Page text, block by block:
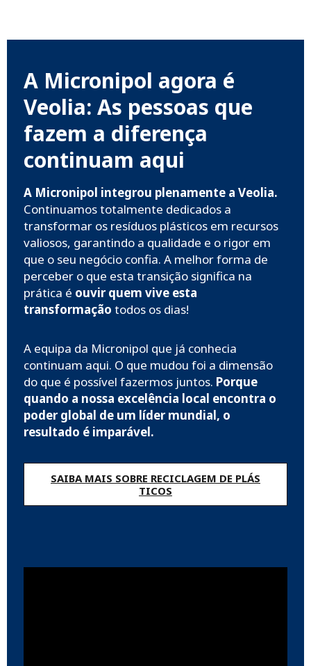
A Micronipol agora é
Veolia: As pessoas que
fazem a diferença
continuam aqui
A Micronipol integrou plenamente a Veolia.
Continuamos totalmente dedicados a
transformar os resíduos plásticos em recursos
valiosos, garantindo a qualidade e o rigor em
que o seu negócio confia. A melhor forma de
perceber o que esta transição significa na
prática é ouvir quem vive esta
transformação todos os dias!
A equipa da Micronipol que já conhecia
continuam aqui. O que mudou foi a dimensão
do que é possível fazermos juntos. Porque
quando a nossa excelência local encontra o
poder global de um líder mundial, o
resultado é imparável.
SAIBA MAIS SOBRE RECICLAGEM DE PLÁS
TICOS